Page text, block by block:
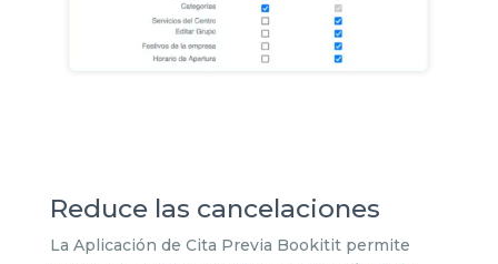
Reduce las cancelaciones
La Aplicación de Cita Previa Bookitit permite